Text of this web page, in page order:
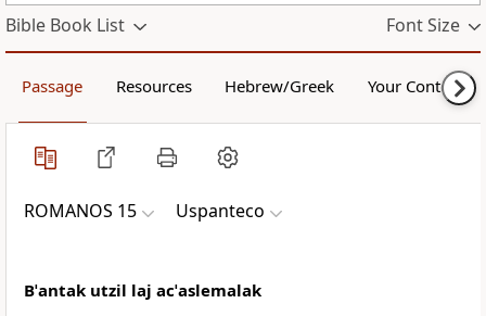
Bible Book List Font Size
Passage Resources Hebrew/Greek Your Content
ROMANOS 15 Uspanteco
Bˈantak utzil laj acˈaslemalak